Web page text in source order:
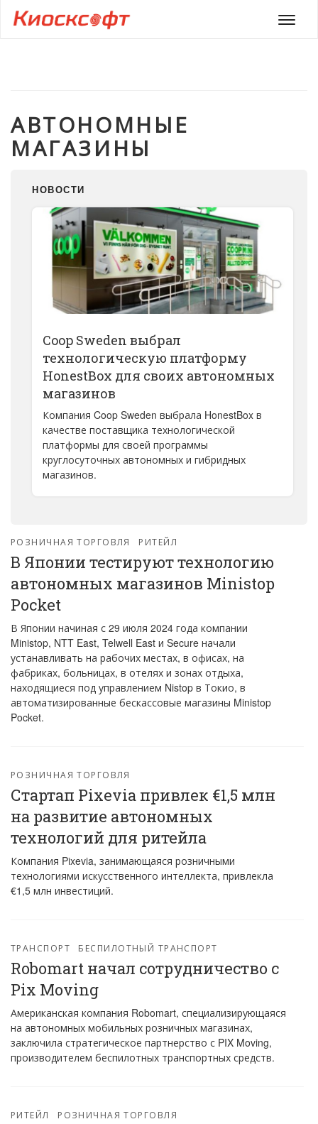
Меню
АВТОНОМНЫЕ
МАГАЗИНЫ
НОВОСТИ
Coop Sweden выбрал
технологическую платформу
HonestBox для своих автономных
магазинов
Компания Coop Sweden выбрала HonestBox в
качестве поставщика технологической
платформы для своей программы
круглосуточных автономных и гибридных
магазинов.
РОЗНИЧНАЯ ТОРГОВЛЯ РИТЕЙЛ
В Японии тестируют технологию
автономных магазинов Ministop
Pocket
В Японии начиная с 29 июля 2024 года компании
Ministop, NTT East, Telwell East и Secure начали
устанавливать на рабочих местах, в офисах, на
фабриках, больницах, в отелях и зонах отдыха,
находящиеся под управлением Nistop в Токио, в
автоматизированные бескассовые магазины Ministop
Pocket.
РОЗНИЧНАЯ ТОРГОВЛЯ
Стартап Pixevia привлек €1,5 млн
на развитие автономных
технологий для ритейла
Компания Pixevia, занимающаяся розничными
технологиями искусственного интеллекта, привлекла
€1,5 млн инвестиций.
ТРАНСПОРТ БЕСПИЛОТНЫЙ ТРАНСПОРТ
Robomart начал сотрудничество с
Pix Moving
Американская компания Robomart, специализирующаяся
на автономных мобильных розничных магазинах,
заключила стратегическое партнерство с PIX Moving,
производителем беспилотных транспортных средств.
РИТЕЙЛ РОЗНИЧНАЯ ТОРГОВЛЯ